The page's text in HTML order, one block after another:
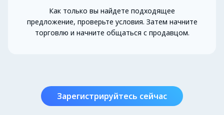
Как только вы найдете подходящее
предложение, проверьте условия. Затем начните
торговлю и начните общаться с продавцом.
Зарегистрируйтесь сейчас